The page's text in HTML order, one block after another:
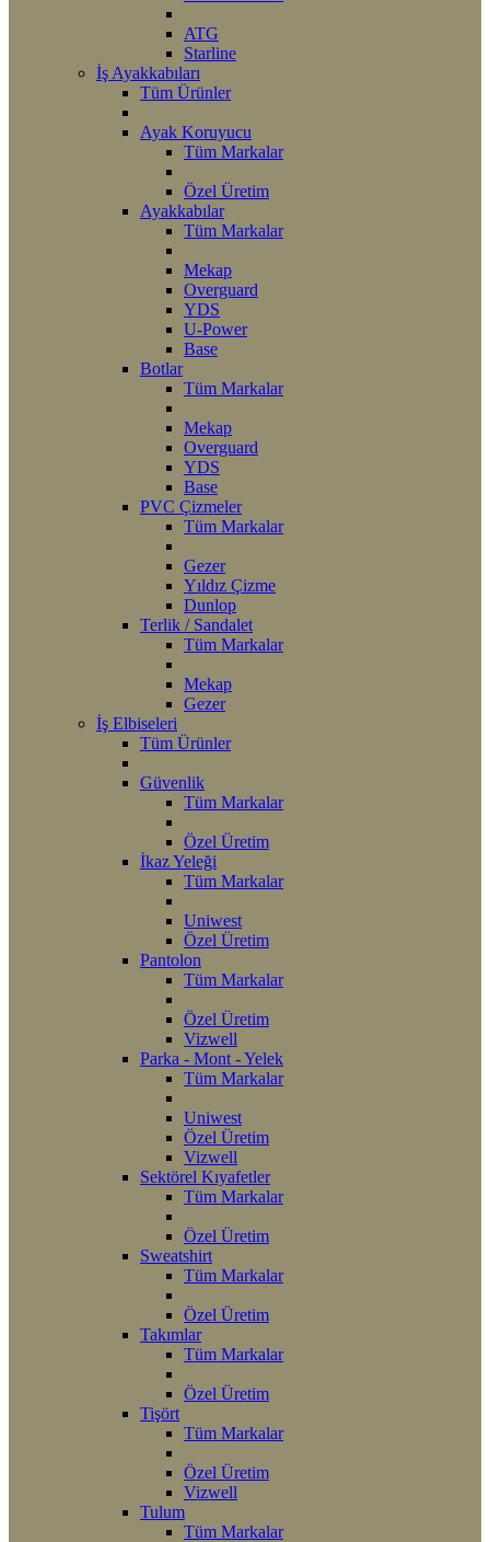
ATG
Starline
İş Ayakkabıları
Tüm Ürünler
Ayak Koruyucu
Tüm Markalar
Özel Üretim
Ayakkabılar
Tüm Markalar
Mekap
Overguard
YDS
U-Power
Base
Botlar
Tüm Markalar
Mekap
Overguard
YDS
Base
PVC Çizmeler
Tüm Markalar
Gezer
Yıldız Çizme
Dunlop
Terlik / Sandalet
Tüm Markalar
Mekap
Gezer
İş Elbiseleri
Tüm Ürünler
Güvenlik
Tüm Markalar
Özel Üretim
İkaz Yeleği
Tüm Markalar
Uniwest
Özel Üretim
Pantolon
Tüm Markalar
Özel Üretim
Vizwell
Parka - Mont - Yelek
Tüm Markalar
Uniwest
Özel Üretim
Vizwell
Sektörel Kıyafetler
Tüm Markalar
Özel Üretim
Sweatshirt
Tüm Markalar
Özel Üretim
Takımlar
Tüm Markalar
Özel Üretim
Tişört
Tüm Markalar
Özel Üretim
Vizwell
Tulum
Tüm Markalar